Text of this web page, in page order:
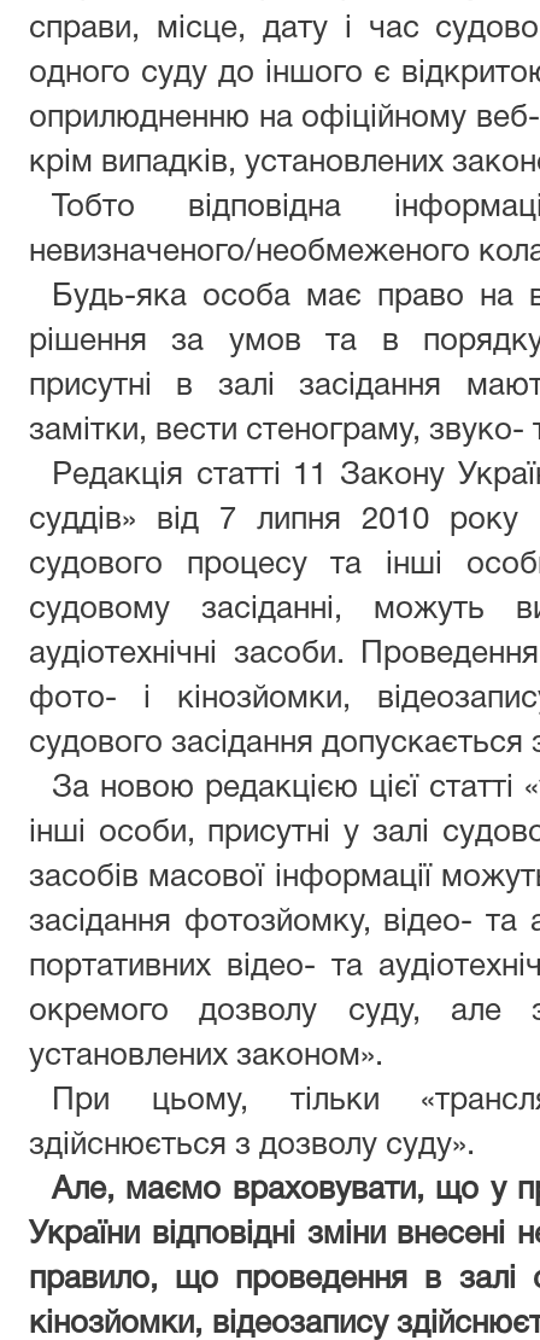
справи, місце, дату і час
одного суду до іншого є
оприлюдненню на офіційному веб-
крім випадків, установлених
Тобто відповідна
невизначеного/необмеженого
Будь-яка особа має право на
рішення за умов та в
присутні в залі засідання
замітки, вести стенограму, звуко-
Редакція статті 11 Закону
суддів» від 7 липня 2010
судового процесу та інші
судовому засіданні, можуть
аудіотехнічні засоби.
фото- і кінозйомки,
судового засідання допускається
За новою редакцією цієї статті
інші особи, присутні у залі
засобів масової інформації
засідання фотозйомку, відео- та
портативних відео- та
окремого дозволу суду, але
установлених законом».
При цьому, тільки
здійснюється з дозволу суду».
Але, маємо враховувати, що у
України відповідні зміни
правило, що проведення в залі
кінозйомки, відеозапису